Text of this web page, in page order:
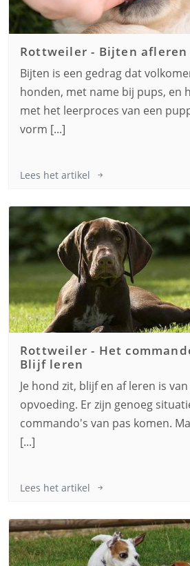
Rottweiler- Bijten
Bijten is een gedrag dat
honden, met name bij pups, en
met het leerproces van een
vorm [...]
Lees het artikel
Rottweiler- Het
Blijf leren
Je hond zit, blijf en af leren is
opvoeding. Er zijn genoeg
commando's van pas komen.
[...]
Lees het artikel